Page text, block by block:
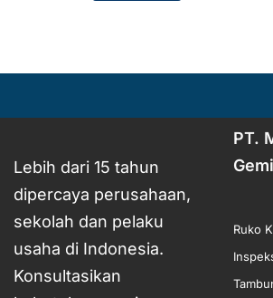
Lebih dari 15 tahun
dipercaya perusahaan,
sekolah dan pelaku
usaha di Indonesia.
Konsultasikan
PT.
Ruko